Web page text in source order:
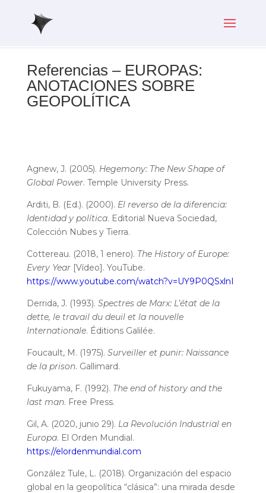
Referencias – EUROPAS:
ANOTACIONES SOBRE
GEOPOLÍTICA
Agnew, J. (2005). Hegemony: The New Shape of
Global Power. Temple University Press.
Arditi, B. (Ed.). (2000). El reverso de la diferencia:
Identidad y política. Editorial Nueva Sociedad,
Colección Nubes y Tierra.
Cottereau. (2018, 1 enero). The History of Europe:
Every Year[Vídeo]. YouTube.
https://www.youtube.com/watch?v=UY9P0QSxlnI
Derrida, J. (1993). Spectres de Marx: L’état de la
dette, le travail du deuil et la nouvelle
Internationale. Éditions Galilée.
Foucault, M. (1975). Surveiller et punir: Naissance
de la prison. Gallimard.
Fukuyama, F. (1992). The end of history and the
last man. Free Press.
Gil, A. (2020, junio 29). La Revolución Industrial en
Europa. El Orden Mundial.
https://elordenmundial.com
González Tule, L. (2018). Organización del espacio
global en la geopolítica “clásica”: una mirada desde